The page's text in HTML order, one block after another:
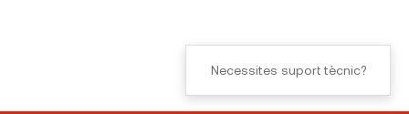
Necessites suport tècnic?